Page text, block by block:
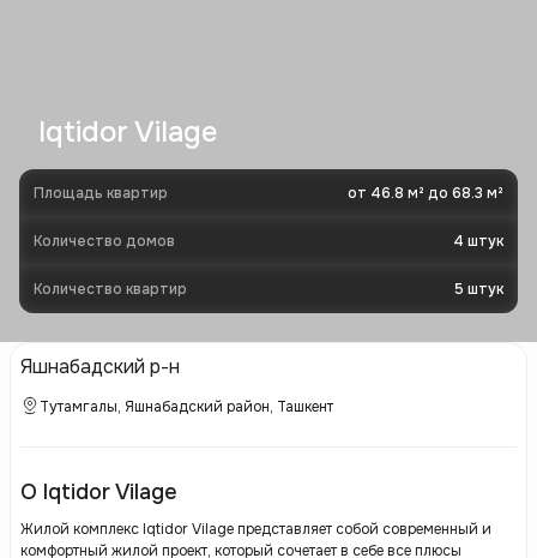
Iqtidor Vilage
Площадь квартир от 46.8 м² до 68.3 м²
Количество домов 4 штук
Количество квартир 5 штук
Яшнабадский р-н
Тутамгалы, Яшнабадский район, Ташкент
О Iqtidor Vilage
Жилой комплекс Iqtidor Vilage представляет собой современный и
комфортный жилой проект, который сочетает в себе все плюсы